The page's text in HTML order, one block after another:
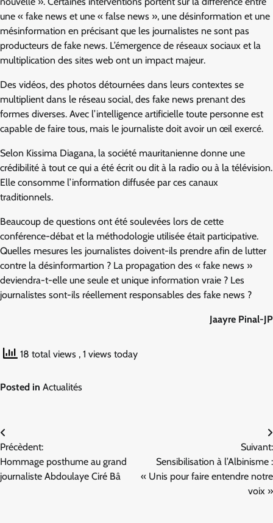
une « fake news et une « false news », une désinformation et une
mésinformation en précisant que les journalistes ne sont pas
producteurs de fake news. L’émergence de réseaux sociaux et la
multiplication des sites web ont un impact majeur.
Des vidéos, des photos détournées dans leurs contextes se
multiplient dans le réseau social, des fake news prenant des
formes diverses. Avec l’intelligence artificielle toute personne est
capable de faire tous, mais le journaliste doit avoir un œil exercé.
Selon Kissima Diagana, la société mauritanienne donne une
crédibilité à tout ce qui a été écrit ou dit à la radio ou à la télévision.
Elle consomme l’information diffusée par ces canaux
traditionnels.
Beaucoup de questions ont été soulevées lors de cette
conférence-débat et la méthodologie utilisée était participative.
Quelles mesures les journalistes doivent-ils prendre afin de lutter
contre la désinformartion ? La propagation des « fake news »
deviendra-t-elle une seule et unique information vraie ? Les
journalistes sont-ils réellement responsables des fake news ?
Jaayre Pinal-JP
18 total views , 1 views today
Posted in Actualités
Navigation
de
l’article
Précèdent:
Hommage posthume au grand
journaliste Abdoulaye Ciré Bâ
Suivant:
Sensibilisation à l’Albinisme :
« Unis pour faire entendre notre
voix »